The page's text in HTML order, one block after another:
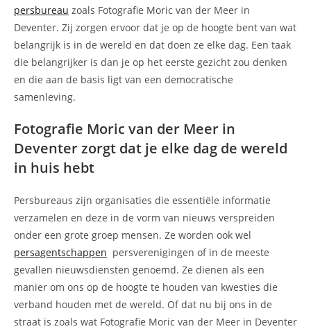
persbureau zoals Fotografie Moric van der Meer in
Deventer. Zij zorgen ervoor dat je op de hoogte bent van wat
belangrijk is in de wereld en dat doen ze elke dag. Een taak
die belangrijker is dan je op het eerste gezicht zou denken
en die aan de basis ligt van een democratische
samenleving.
Fotografie Moric van der Meer in
Deventer zorgt dat je elke dag de wereld
in huis hebt
Persbureaus zijn organisaties die essentiële informatie
verzamelen en deze in de vorm van nieuws verspreiden
onder een grote groep mensen. Ze worden ook wel
persagentschappen persverenigingen of in de meeste
gevallen nieuwsdiensten genoemd. Ze dienen als een
manier om ons op de hoogte te houden van kwesties die
verband houden met de wereld. Of dat nu bij ons in de
straat is zoals wat Fotografie Moric van der Meer in Deventer